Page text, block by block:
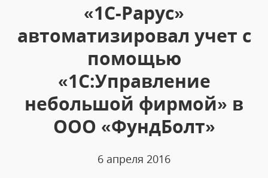
«1С-Рарус»
автоматизировал учет с
помощью
«1C:Управление
небольшой фирмой» в
ООО «ФундБолт»
6 апреля 2016